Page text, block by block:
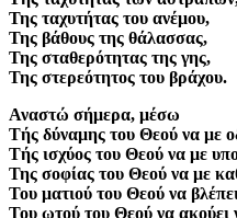
Της ταχυτήτας του ανέμου,
Της βάθους της θάλασσας,
Της σταθερότητας της γης,
Της στερεότητος του βράχου.
Αναστώ σήμερα, μέσω
Τής δύναμης του Θεού να με
Τής ισχύος του Θεού να με
Της σοφίας του Θεού να με
Του ματιού του Θεού να
Του ωτού του Θεού να ακούει